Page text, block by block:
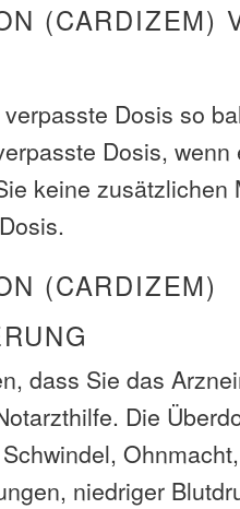
(CARDIZEM)
Dosis so
Dosis,
keine zusätzlichen
(CARDIZEM)
dass Sie das
Die
niedriger